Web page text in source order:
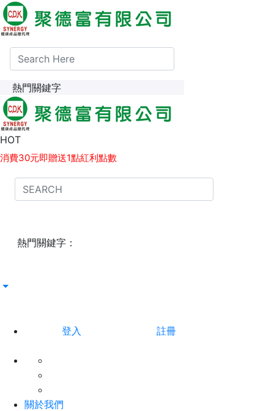
熱門關鍵字
HOT
1點紅利點數 等同 1元現金，可於下次消費時折抵。
消費30元即贈送1點紅利點數
熱門關鍵字：
登入 註冊
關於我們